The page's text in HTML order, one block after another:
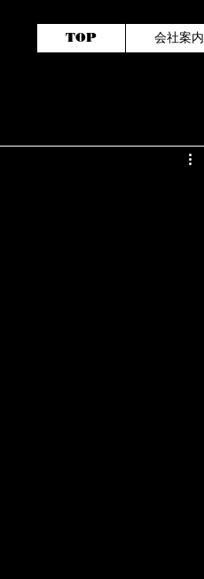
TOP 会社案内